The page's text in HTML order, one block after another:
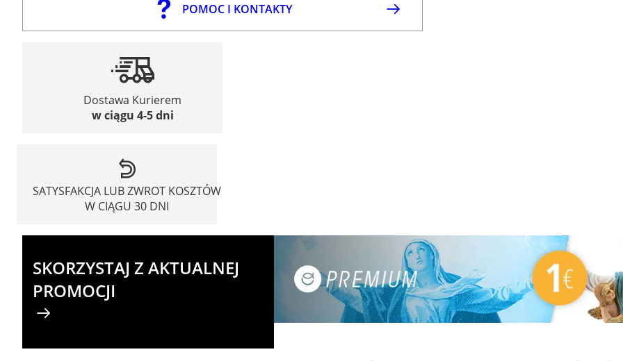
POMOC I KONTAKTY
Dostawa Kurierem
w ciągu 4-5 dni
SATYSFAKCJA LUB ZWROT KOSZTÓW
W CIĄGU 30 DNI
SKORZYSTAJ Z AKTUALNEJ
PROMOCJI